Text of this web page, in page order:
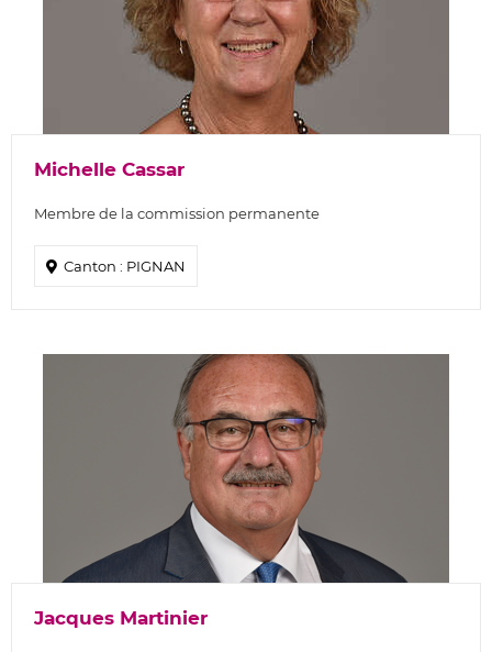
Michelle Cassar
Membre de la commission permanente
Canton : PIGNAN
Jacques Martinier